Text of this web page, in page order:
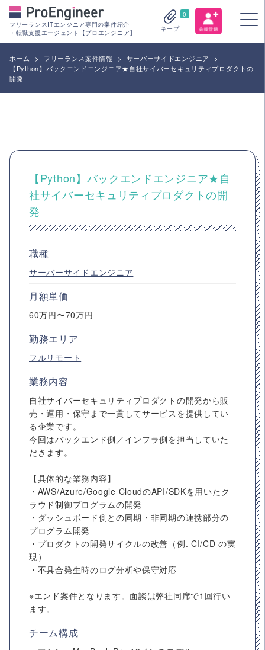
フリーランスITエンジニア専門の案件紹介
・転職支援エージェント【プロエンジニア】
0
キープ
ホーム > フリーランス案件情報 > サーバーサイドエンジニア
>
【Python】バックエンドエンジニア★自社サイバーセキュリティプロダクトの
開発
【Python】バックエンドエンジニア★自
社サイバーセキュリティプロダクトの開
発
職種
サーバーサイドエンジニア
月額単価
60万円〜70万円
勤務エリア
フルリモート
業務内容
自社サイバーセキュリティプロダクトの開発から販
売・運用・保守まで一貫してサービスを提供してい
る企業です。
今回はバックエンド側／インフラ側を担当していた
だきます。
【具体的な業務内容】
・AWS/Azure/Google CloudのAPI/SDKを用いたク
ラウド制御プログラムの開発
・ダッシュボード側との同期・非同期の連携部分の
プログラム開発
・プロダクトの開発サイクルの改善（例. CI/CD の実
現）
・不具合発生時のログ分析や保守対応
※エンド案件となります。面談は弊社同席で1回行い
ます。
チーム構成